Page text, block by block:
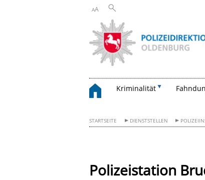
AA
Kriminalität
STARTSEITE DIENSTSTELLEN
Polizeistation